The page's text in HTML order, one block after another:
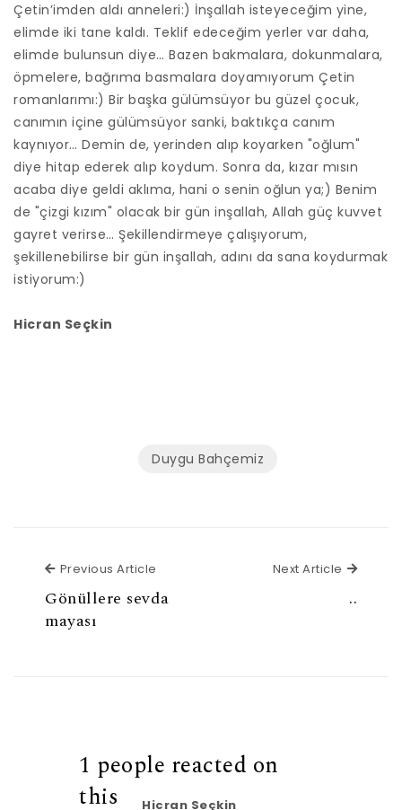
Çetin’imden aldı anneleri:) İnşallah isteyeceğim yine,
elimde iki tane kaldı. Teklif edeceğim yerler var daha,
elimde bulunsun diye… Bazen bakmalara, dokunmalara,
öpmelere, bağrıma basmalara doyamıyorum Çetin
romanlarımı:) Bir başka gülümsüyor bu güzel çocuk,
canımın içine gülümsüyor sanki, baktıkça canım
kaynıyor… Demin de, yerinden alıp koyarken "oğlum"
diye hitap ederek alıp koydum. Sonra da, kızar mısın
acaba diye geldi aklıma, hani o senin oğlun ya;) Benim
de "çizgi kızım" olacak bir gün inşallah, Allah güç kuvvet
gayret verirse… Şekillendirmeye çalışıyorum,
şekillenebilirse bir gün inşallah, adını da sana koydurmak
istiyorum:)
Hicran Seçkin
Duygu Bahçemiz
Previous Article
Gönüllere sevda
mayası
Next Article Next
..
1 people reacted on
this
Hicran Seçkin